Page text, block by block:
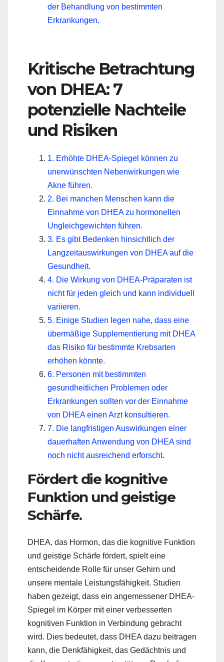
der Behandlung von bestimmten
Erkrankungen.
Kritische Betrachtung
von DHEA: 7
potenzielle Nachteile
und Risiken
1. Erhöhte DHEA-Spiegel können zu
unerwünschten Nebenwirkungen wie
Akne führen.
2. Bei manchen Menschen kann die
Einnahme von DHEA zu hormonellen
Ungleichgewichten führen.
3. Es gibt Bedenken hinsichtlich der
Langzeitauswirkungen von DHEA auf die
Gesundheit.
4. Die Wirkung von DHEA-Präparaten ist
nicht für jeden gleich und kann individuell
variieren.
5. Einige Studien legen nahe, dass eine
übermäßige Supplementierung mit DHEA
das Risiko für bestimmte Krebsarten
erhöhen könnte.
6. Personen mit bestimmten
gesundheitlichen Problemen oder
Erkrankungen sollten vor der Einnahme
von DHEA einen Arzt konsultieren.
7. Die langfristigen Auswirkungen einer
dauerhaften Anwendung von DHEA sind
noch nicht ausreichend erforscht.
Fördert die kognitive
Funktion und geistige
Schärfe.
DHEA, das Hormon, das die kognitive Funktion
und geistige Schärfe fördert, spielt eine
entscheidende Rolle für unser Gehirn und
unsere mentale Leistungsfähigkeit. Studien
haben gezeigt, dass ein angemessener DHEA-
Spiegel im Körper mit einer verbesserten
kognitiven Funktion in Verbindung gebracht
wird. Dies bedeutet, dass DHEA dazu beitragen
kann, die Denkfähigkeit, das Gedächtnis und